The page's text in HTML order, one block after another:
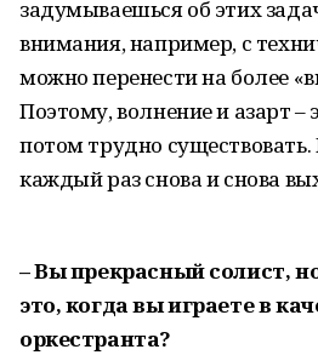
задумываешься об этих
внимания, например, с
можно перенести на более
Поэтому, волнение и азарт –
потом трудно
каждый раз снова и снова
– Вы прекрасный солист,
это, когда вы играете в
оркестранта?